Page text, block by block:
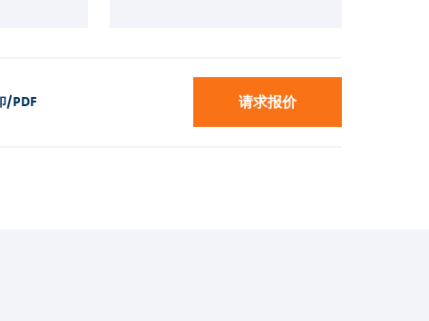
/PDF 请求报价